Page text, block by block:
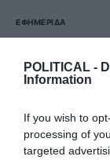
POLITICAL -
Information
If you wish to
processing of
targeted
ΕΦΗΜΕΡΊΔΑ
20 ΣΕΠΤΕΜΒΡΊΟΥ,
μορφή PDF